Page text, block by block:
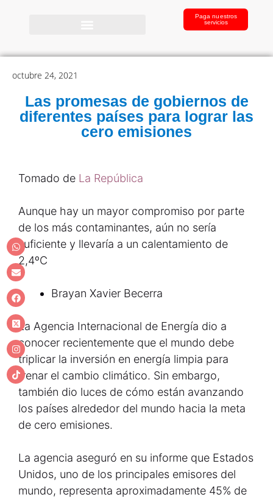
Paga nuestros
servicios
octubre 24, 2021
Las promesas de gobiernos de
diferentes países para lograr las
cero emisiones
Tomado de La República
Aunque hay un mayor compromiso por parte
de los más contaminantes, aún no sería
suficiente y llevaría a un calentamiento de
2,4ºC
Brayan Xavier Becerra
La Agencia Internacional de Energía dio a
conocer recientemente que el mundo debe
triplicar la inversión en energía limpia para
frenar el cambio climático. Sin embargo,
también dio luces de cómo están avanzando
los países alrededor del mundo hacia la meta
de cero emisiones.
La agencia aseguró en su informe que Estados
Unidos, uno de los principales emisores del
mundo, representa aproximadamente 45% de